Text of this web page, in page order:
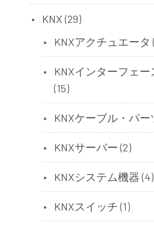
KNX (29)
KNXアクチュエータ
KNXインターフェ
(15)
KNXケーブル・パー
KNXサーバー (2)
KNXシステム機器 (4)
KNXスイッチ (1)